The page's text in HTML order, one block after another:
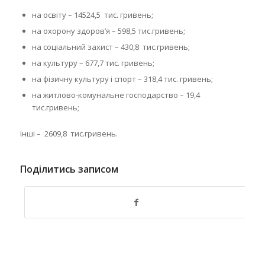
на освіту – 14524,5 тис. гривень;
на охорону здоров’я – 598,5 тис.гривень;
на соціальний захист – 430,8 тис.гривень;
на культуру – 677,7 тис. гривень;
на фізичну культуру і спорт – 318,4 тис. гривень;
на житлово-комунальне господарство – 19,4
тис.гривень;
інші – 2609,8 тис.гривень.
Поділитись записом